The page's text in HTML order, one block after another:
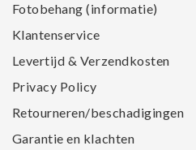
Fotobehang (informatie)
Klantenservice
Levertijd & Verzendkosten
Privacy Policy
Retourneren/beschadigingen
Garantie en klachten